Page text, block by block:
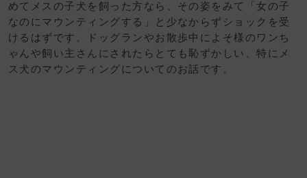
めてメスの子犬を飼った方なら、その姿をみて「女の子
なのにマウンティングする」と少なからずショックを受
けるはずです。ドッグランやお散歩中によそ様のワンち
ゃんや飼い主さんにされたらとても恥ずかしい、特にメ
ス犬のマウンティングについてのお話です。